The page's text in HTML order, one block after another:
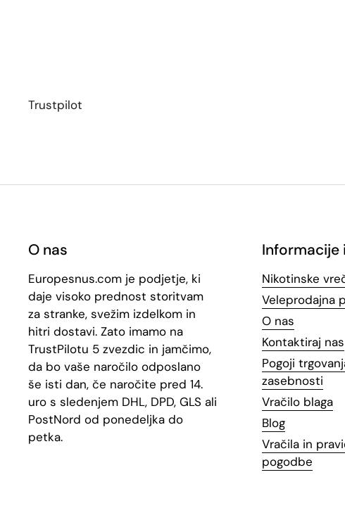
Trustpilot
O nas
Europesnus.com je podjetje, ki
daje visoko prednost storitvam
za stranke, svežim izdelkom in
hitri dostavi. Zato imamo na
TrustPilotu 5 zvezdic in jamčimo,
da bo vaše naročilo odposlano
še isti dan, če naročite pred 14.
uro s sledenjem DHL, DPD, GLS ali
PostNord od ponedeljka do
petka.
Informacije
Nikotinske
Veleprodajna
O nas
Kontaktiraj nas
Pogoji
zasebnosti
Vračilo blaga
Blog
Vračila in
pogodbe